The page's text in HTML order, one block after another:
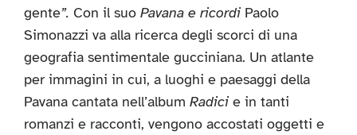
gente”. Con il suo Pavana e ricordiPaolo
Simonazzi va alla ricerca degli scorci di una
geografia sentimentale gucciniana. Un atlante
per immagini in cui, a luoghi e paesaggi della
Pavana cantata nell’album Radicie in tanti
romanzi e racconti, vengono accostati oggetti e